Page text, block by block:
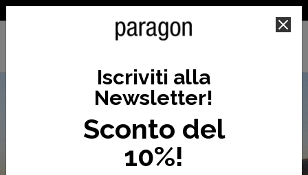
Iscriviti alla
Newsletter!
Sconto del
10%!